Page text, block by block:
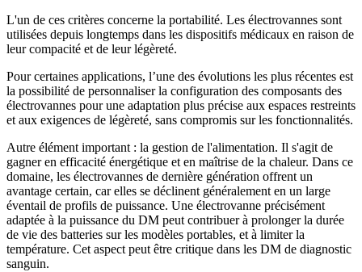
L'un de ces critères concerne la portabilité. Les électrovannes sont
utilisées depuis longtemps dans les dispositifs médicaux en raison de
leur compacité et de leur légèreté.
Pour certaines applications, l’une des évolutions les plus récentes est
la possibilité de personnaliser la configuration des composants des
électrovannes pour une adaptation plus précise aux espaces restreints
et aux exigences de légèreté, sans compromis sur les fonctionnalités.
Autre élément important : la gestion de l'alimentation. Il s'agit de
gagner en efficacité énergétique et en maîtrise de la chaleur. Dans ce
domaine, les électrovannes de dernière génération offrent un
avantage certain, car elles se déclinent généralement en un large
éventail de profils de puissance. Une électrovanne précisément
adaptée à la puissance du DM peut contribuer à prolonger la durée
de vie des batteries sur les modèles portables, et à limiter la
température. Cet aspect peut être critique dans les DM de diagnostic
sanguin.